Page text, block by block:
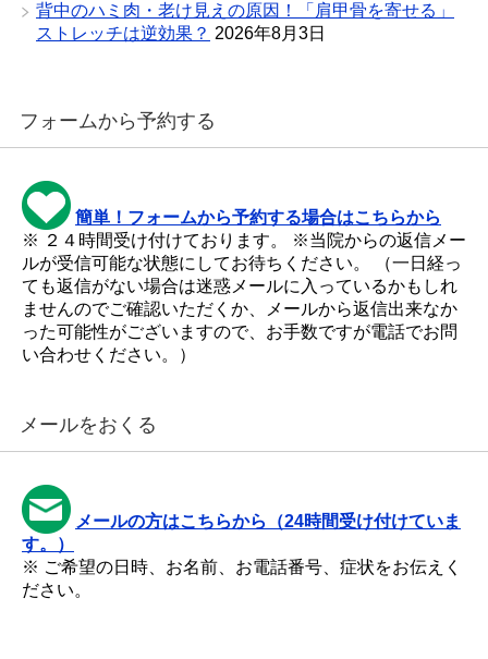
背中のハミ肉・老け見えの原因！「肩甲骨を寄せる」
ストレッチは逆効果？ 2026年8月3日
フォームから予約する
簡単！フォームから予約する場合はこちらから
※ ２４時間受け付けております。 ※当院からの返信メー
ルが受信可能な状態にしてお待ちください。 （一日経っ
ても返信がない場合は迷惑メールに入っているかもしれ
ませんのでご確認いただくか、メールから返信出来なか
った可能性がございますので、お手数ですが電話でお問
い合わせください。）
メールをおくる
メールの方はこちらから（24時間受け付けていま
す。）
※ ご希望の日時、お名前、お電話番号、症状をお伝えく
ださい。